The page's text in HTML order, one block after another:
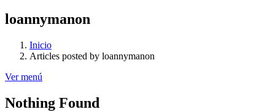
loannymanon
Inicio
Articles posted by loannymanon
Ver menú
Nothing Found